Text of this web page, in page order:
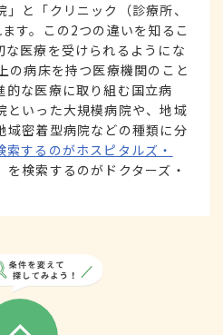
と「クリニック（診療所、
す。この2つの違いを知るこ
な医療を受けられるようにな
の病床を持つ医療機関のこと
的な医療に取り組む国立病
といった大規模病院や、地域
域密着型病院などの種類に分
索するのがホスピタルズ・
を検索するのがドクターズ・